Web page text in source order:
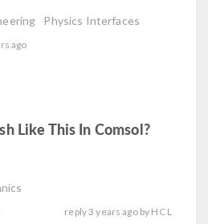
Physics Interfaces
ago
Like This In Comsol?
reply3 years ago by HC L